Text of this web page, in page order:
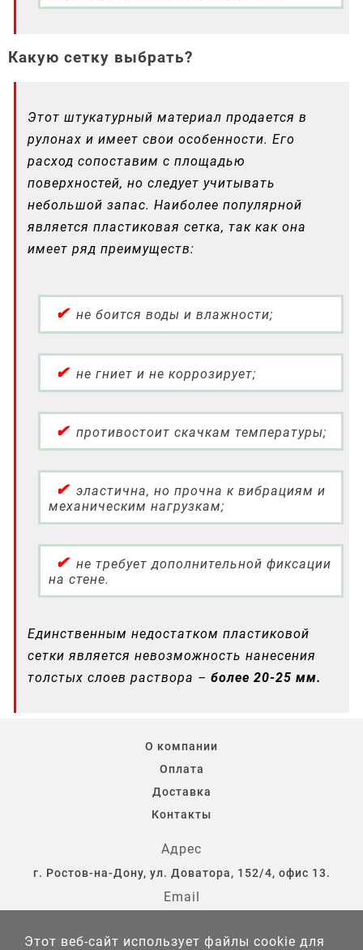
Какую сетку выбрать?
Этот штукатурный материал продается в
рулонах и имеет свои особенности. Его
расход сопоставим с площадью
поверхностей, но следует учитывать
небольшой запас. Наиболее популярной
является пластиковая сетка, так как она
имеет ряд преимуществ:
не боится воды и влажности;
не гниет и не коррозирует;
противостоит скачкам температуры;
эластична, но прочна к вибрациям и
механическим нагрузкам;
не требует дополнительной фиксации
на стене.
Единственным недостатком пластиковой
сетки является невозможность нанесения
толстых слоев раствора – более 20-25 мм.
О компании
Оплата
Доставка
Контакты
Адрес
г. Ростов-на-Дону, ул. Доватора, 152/4, офис 13.
Email
⇄ Сравнение
Этот веб-сайт использует файлы cookie для